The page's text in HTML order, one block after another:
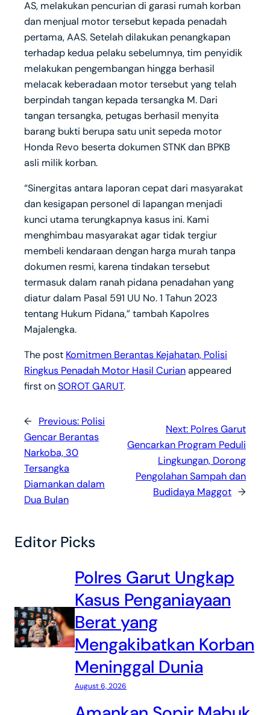
AS, melakukan pencurian di garasi rumah korban
dan menjual motor tersebut kepada penadah
pertama, AAS. Setelah dilakukan penangkapan
terhadap kedua pelaku sebelumnya, tim penyidik
melakukan pengembangan hingga berhasil
melacak keberadaan motor tersebut yang telah
berpindah tangan kepada tersangka M. Dari
tangan tersangka, petugas berhasil menyita
barang bukti berupa satu unit sepeda motor
Honda Revo beserta dokumen STNK dan BPKB
asli milik korban.
“Sinergitas antara laporan cepat dari masyarakat
dan kesigapan personel di lapangan menjadi
kunci utama terungkapnya kasus ini. Kami
menghimbau masyarakat agar tidak tergiur
membeli kendaraan dengan harga murah tanpa
dokumen resmi, karena tindakan tersebut
termasuk dalam ranah pidana penadahan yang
diatur dalam Pasal 591 UU No. 1 Tahun 2023
tentang Hukum Pidana,” tambah Kapolres
Majalengka.
The post Komitmen Berantas Kejahatan, Polisi
Ringkus Penadah Motor Hasil Curianappeared
first onSOROT GARUT.
← Previous: Polisi
Gencar Berantas
Narkoba, 30
Tersangka
Diamankan dalam
Dua Bulan
Next: Polres Garut
Gencarkan Program Peduli
Lingkungan, Dorong
Pengolahan Sampah dan
Budidaya Maggot →
Editor Picks
Polres Garut Ungkap
Kasus Penganiayaan
Berat yang
Mengakibatkan Korban
Meninggal Dunia
August 6, 2026